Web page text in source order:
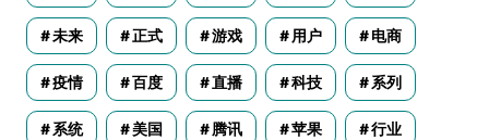
未来 正式 游戏 用户 电商
疫情 百度 直播 科技 系列
系统 美国 腾讯 苹果 行业